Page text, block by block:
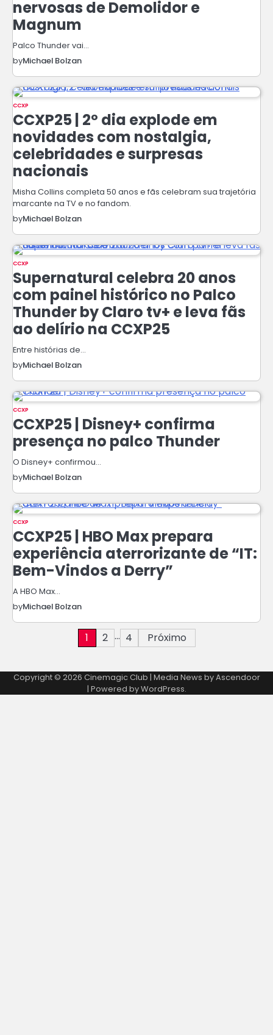
nervosas de Demolidor e
Magnum
Palco Thunder vai…
byMichael Bolzan
CCXP
CCXP25 | 2º dia explode em
novidades com nostalgia,
celebridades e surpresas
nacionais
Misha Collins completa 50 anos e fãs celebram sua trajetória
marcante na TV e no fandom.
byMichael Bolzan
CCXP
Supernatural celebra 20 anos
com painel histórico no Palco
Thunder by Claro tv+ e leva fãs
ao delírio na CCXP25
Entre histórias de…
byMichael Bolzan
CCXP
CCXP25 | Disney+ confirma
presença no palco Thunder
O Disney+ confirmou…
byMichael Bolzan
CCXP
CCXP25 | HBO Max prepara
experiência aterrorizante de “IT:
Bem-Vindos a Derry”
A HBO Max…
byMichael Bolzan
Paginação
posts
1 2 … 4 Próximo
Copyright © 2026 Cinemagic Club | Media News byAscendoor
| Powered byWordPress.